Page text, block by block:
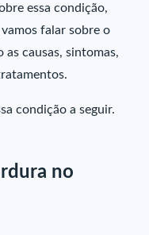
essa condição,
falar sobre o
as causas, sintomas,
condição a seguir.
no